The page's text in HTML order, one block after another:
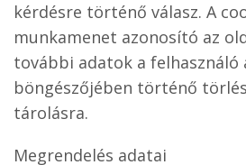
kérdésre történő válasz. A
munkamenet azonosító az
további adatok a felhasználó
böngészőjében történő
tárolásra.
Megrendelés adatai